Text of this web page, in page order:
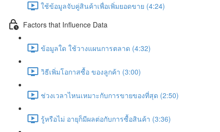
ใช้ข้อมูลจับคู่สินค้าเพื่อเพิ่มยอดขาย (4:24)
Factors that Influence Data
ข้อมูลใด ใช้วางแผนการตลาด (4:32)
วิธีเพิ่มโอกาสซื้อ ของลูกค้า (3:00)
ช่วงเวลาไหนเหมาะกับการขายของที่สุด (2:50)
รู้หรือไม่ อายุก็มีผลต่อกับการซื้อสินค้า (3:36)